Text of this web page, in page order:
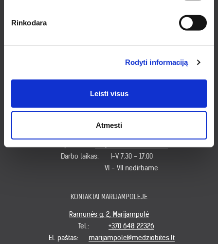
Rinkodara
Rodyti informaciją
Leisti visus
Atmesti
VI 9:00 - 14:00
Minijos g. 179, Klaipėda
Darbo laikas:
I-V 7:30 - 17:00
VI - VII nedirbame
KONTAKTAI MARIJAMPOLĖJE
Ramunės g. 2, Marijampolė
Tel.:
+370 648 22326
El. paštas:
marijampole@medziobites.lt